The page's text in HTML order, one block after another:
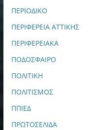
ΠΕΡΙΟΔΙΚΟ
ΠΕΡΙΦΕΡΕΙΑ ΑΤΤΙΚΗΣ
ΠΕΡΙΦΕΡΕΙΑΚΑ
ΠΟΔΟΣΦΑΙΡΟ
ΠΟΛΙΤΙΚΗ
ΠΟΛΙΤΙΣΜΟΣ
ΠΠΙΕΔ
ΠΡΩΤΟΣΕΛΙΔΑ